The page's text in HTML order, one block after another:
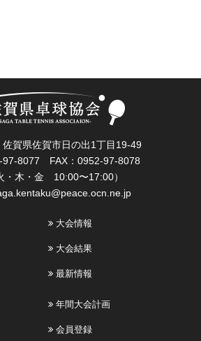
賀県佐賀市日の出1丁目19-49
97-8077 FAX：0952-97-8078
・木・金 10:00〜17:00）
大会情報
大会結果
最新情報
年間大会計画
会員登録